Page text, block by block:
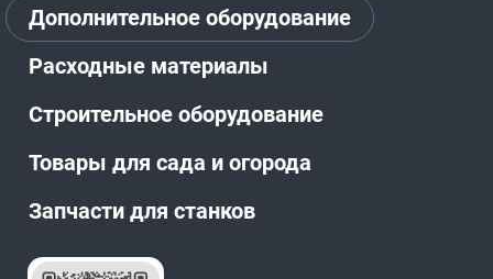
Дополнительное оборудование
Расходные материалы
Строительное оборудование
Товары для сада и огорода
Запчасти для станков